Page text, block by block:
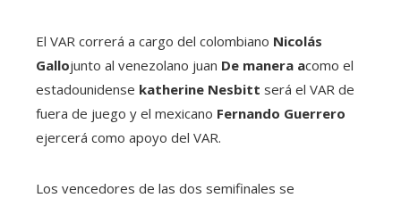
El VAR correrá a cargo del colombiano Nicolás
Gallojunto al venezolano juan De manera acomo el
estadounidense katherine Nesbitt será el VAR de
fuera de juego y el mexicano Fernando Guerrero
ejercerá como apoyo del VAR.
Los vencedores de las dos semifinales se